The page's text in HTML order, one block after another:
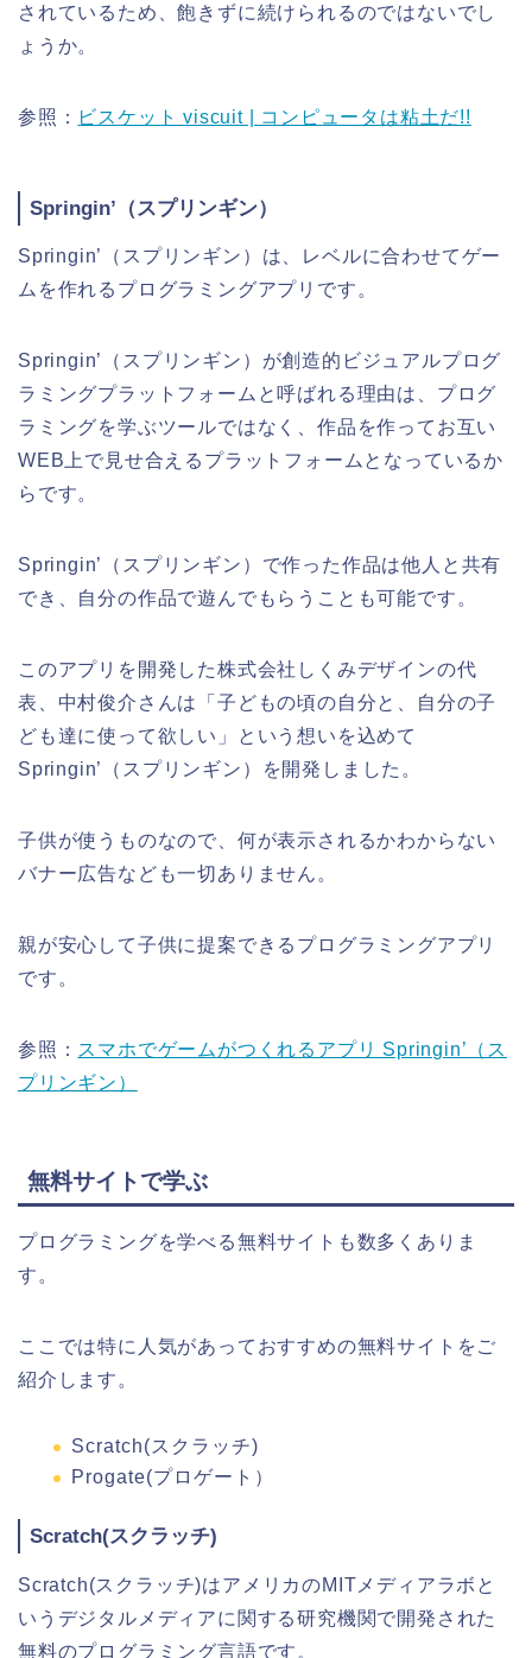
されているため、飽きずに続けられるのではないでし
ょうか。
参照： ビスケット viscuit | コンピュータは粘土だ!!
Springin’（スプリンギン）
Springin’（スプリンギン）は、レベルに合わせてゲー
ムを作れるプログラミングアプリです。
Springin’（スプリンギン）が創造的ビジュアルプログ
ラミングプラットフォームと呼ばれる理由は、 プログ
ラミングを学ぶツールではなく、作品を作ってお互い
WEB上で見せ合えるプラットフォームとなっているか
らです。
Springin’（スプリンギン）で作った作品は他人と共有
でき、自分の作品で遊んでもらうことも可能です。
このアプリを開発した株式会社しくみデザインの代
表、中村俊介さんは「子どもの頃の自分と、自分の子
ども達に使って欲しい」という想いを込めて
Springin’（スプリンギン）を開発しました 。
子供が使うものなので、何が表示されるかわからない
バナー広告なども一切ありません。
親が安心して子供に提案できるプログラミングアプリ
です。
参照： スマホでゲームがつくれるアプリ Springin’（ス
プリンギン）
無料サイトで学ぶ
プログラミングを学べる無料サイトも数多くありま
す。
ここでは特に人気があっておすすめの無料サイトをご
紹介します。
Scratch(スクラッチ)
Progate(プロゲート）
Scratch(スクラッチ)
Scratch(スクラッチ)はアメリカのMITメディアラボと
いうデジタルメディアに関する研究機関で開発された
無料のプログラミング言語です。